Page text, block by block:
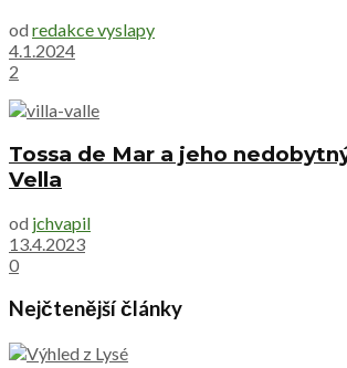
od redakce vyslapy
4.1.2024
2
Tossa de Mar a jeho
Vella
od jchvapil
13.4.2023
0
Nejčtenější články